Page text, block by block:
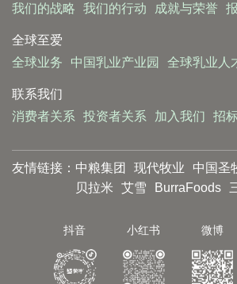
我们的战略
我们的行动 成就与荣誉
全球至爱
全球业务
中国乳业产业园 全球乳业人
联系我们
消费者关系
投资者关系 加入我们 招
友情链接： 中粮集团 现代牧业 中国圣
贝拉米
艾雪 BurraFoods
抖音 小红书 微博